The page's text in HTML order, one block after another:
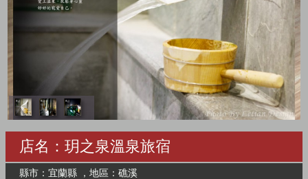
店名：玥之泉溫泉旅宿
縣市：宜蘭縣 ，地區：礁溪